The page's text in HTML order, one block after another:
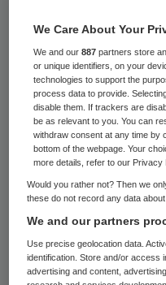
een
2023 getekend.
zorgaanbieder
in hun eigen
specialistische
patiëntgerichte
24/7 digitale zorg
biedt ook ruimte
werkwijzen zoals
ondersteunende
We Care About Your
We and our887 partners store
or unique identifiers, on your
technologies to support the
process data to provide.
disable them. If trackers are
be as relevant to you. You can
withdraw consent at any time by
bottom of the webpage. Your
more details, refer to our Privacy
Would you rather not? Then we
these do not record any data
We and our partners
Use precise geolocation data.
identification. Store and/or access
advertising and content,